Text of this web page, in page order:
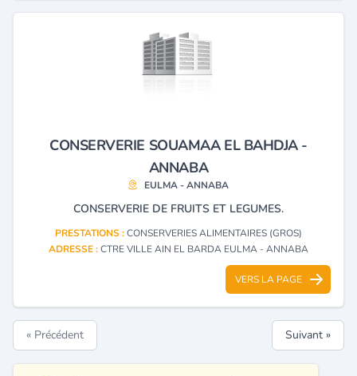
CONSERVERIE SOUAMAA EL BAHDJA -
ANNABA
EULMA - ANNABA
CONSERVERIE DE FRUITS ET LEGUMES.
PRESTATIONS :CONSERVERIES ALIMENTAIRES (GROS)
ADRESSE :CTRE VILLE AIN EL BARDA EULMA - ANNABA
VERS LA PAGE
« Précédent Suivant »